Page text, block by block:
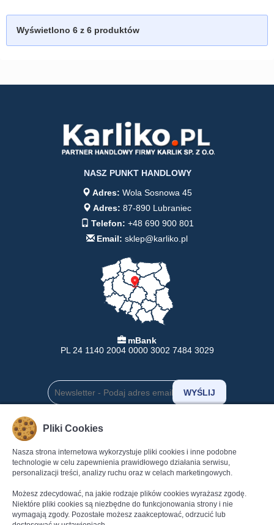
Wyświetlono 6 z 6 produktów
NASZ PUNKT HANDLOWY
Adres: Wola Sosnowa 45
Adres: 87-890 Lubraniec
Telefon: +48 690 900 801
Email: sklep@karliko.pl
mBank
PL 24 1140 2004 0000 3002 7484 3029
INFORMACJE
Formy Płatności
Dostawa
Gwarancja
Reklamacje
Pomoc
Regulamin
Dane kontaktowe
Kontakt
Pliki Cookies
Nasza strona internetowa wykorzystuje pliki cookies i inne podobne
technologie w celu zapewnienia prawidłowego działania serwisu,
personalizacji treści, analizy ruchu oraz w celach marketingowych.
Możesz zdecydować, na jakie rodzaje plików cookies wyrażasz zgodę.
Niektóre pliki cookies są niezbędne do funkcjonowania strony i nie
wymagają zgody. Pozostałe możesz zaakceptować, odrzucić lub